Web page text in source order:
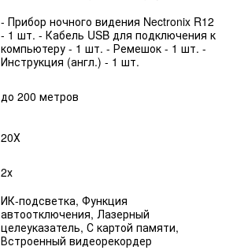
- Прибор ночного видения Nectronix R12
- 1 шт. - Кабель USB для подключения к
компьютеру - 1 шт. - Ремешок - 1 шт. -
Инструкция (англ.) - 1 шт.
до 200 метров
20Х
2х
ИК-подсветка, Функция
автоотключения, Лазерный
целеуказатель, С картой памяти,
Встроенный видеорекордер